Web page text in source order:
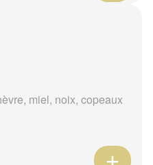
miel, noix, copeaux